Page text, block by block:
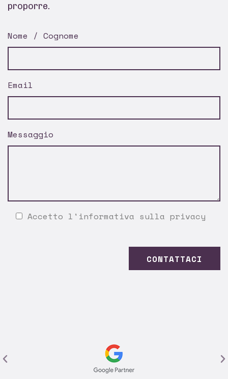
proporre.
Nome / Cognome
Email
Messaggio
Accetto l' informativa sulla privacy